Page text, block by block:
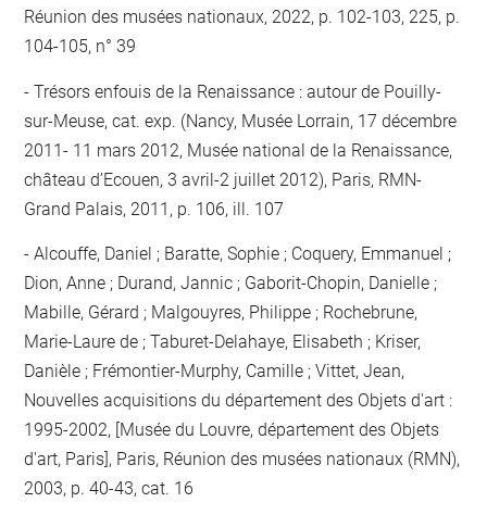
Réunion des musées nationaux, 2022, p. 102-103, 225, p.
104-105, n° 39
Trésors enfouis de la Renaissance : autour de Pouilly-
sur-Meuse, cat. exp. (Nancy, Musée Lorrain, 17 décembre
2011- 11 mars 2012, Musée national de la Renaissance,
château d’Ecouen, 3 avril-2 juillet 2012), Paris, RMN-
Grand Palais, 2011, p. 106, ill. 107
Alcouffe, Daniel ; Baratte, Sophie ; Coquery, Emmanuel ;
Dion, Anne ; Durand, Jannic ; Gaborit-Chopin, Danielle ;
Mabille, Gérard ; Malgouyres, Philippe ; Rochebrune,
Marie-Laure de ; Taburet-Delahaye, Elisabeth ; Kriser,
Danièle ; Frémontier-Murphy, Camille ; Vittet, Jean,
Nouvelles acquisitions du département des Objets d'art :
1995-2002, [Musée du Louvre, département des Objets
d'art, Paris], Paris, Réunion des musées nationaux (RMN),
2003, p. 40-43, cat. 16